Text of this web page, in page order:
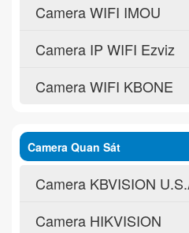
Camera WIFI IMOU
Camera IP WIFI Ezviz
Camera WIFI KBONE
Camera Quan Sát
Camera KBVISION
Camera HIKVISION